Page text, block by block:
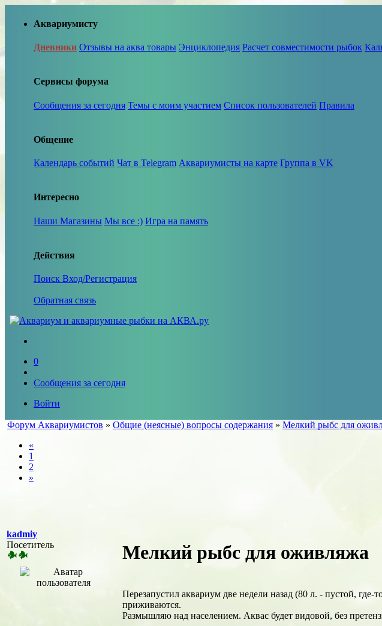
Аквариумисту
Дневники Отзывы на аква товары Энциклопедия Расчет совместимости рыбок
Сервисы форума
Сообщения за сегодня Темы с моим участием Список пользователей Правила
Общение
Календарь событий Чат в Telegram Аквариумисты на карте Группа в VK
Интересно
Наши Магазины Мы все :) Игра на память
Действия
Поиск Вход/Регистрация
Обратная связь
0
Сообщения за сегодня
Войти
Форум Аквариумистов » Общие (неясные) вопросы содержания » Мелкий рыбс для
«
1
2
»
kadmiy
Посетитель
Мелкий рыбс для оживляжа
Перезапустил аквариум две недели назад (80 л. - пустой, где-
приживаются.
Размышляю над населением. Аквас будет видовой, без